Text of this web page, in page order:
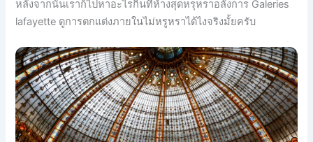
หลังจากนั้นเราก็ไปหาอะไรกินที่ห้างสุดหรุหราอลังการ Galeries
lafayette ดูการตกแต่งภายในไม่หรูหราได้ไงจริงมั้ยครับ